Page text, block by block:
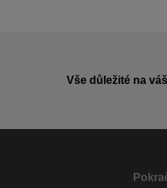
Vše důležité na